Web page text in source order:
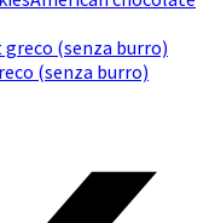
(senza burro)